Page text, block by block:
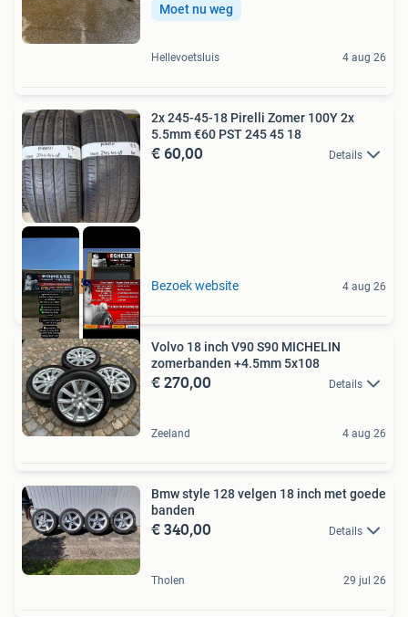
Moet nu weg
Hellevoetsluis 4 aug 26
2x 245-45-18 Zomer
2x 245-45-18 Pirelli Zomer 100Y 2x
5.5mm €60 PST 245 45 18
€ 60,00 Details
Bezoek website 4 aug 26
Volvo 18 inch V90 S90 MICHELIN
zomerbanden +4.5mm 5x108
€ 270,00 Details
Zeeland 4 aug 26
Bmw style 128 velgen 18 inch met goede
banden
€ 340,00 Details
Tholen 29 jul 26